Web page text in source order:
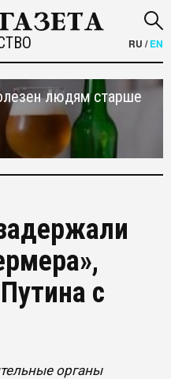
RU /EN
людям старше
с
органы